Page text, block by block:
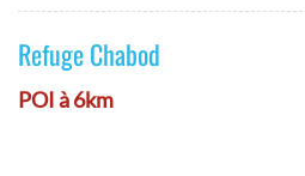
Refuge Chabod
POI à 6km